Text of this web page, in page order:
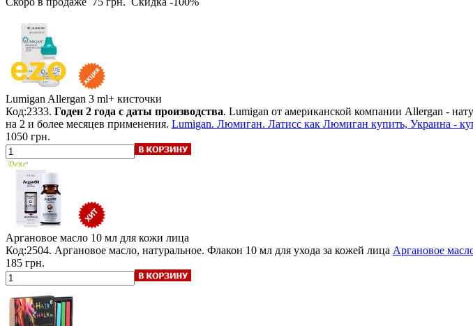
Lumigan Allergan 3 ml+ кисточки
Код:2333. Годен 2 года с даты производства. Lumigan от американской компании Allergan -
на 2 и более месяцев применения. Lumigan. Люмиган. Латисс как Люмиган купить, Украина -
1050 грн.
Аргановое масло 10 мл для кожи лица
Код:2504. Аргановое масло, натуральное. Флакон 10 мл для ухода за кожей лица Аргановое
185 грн.